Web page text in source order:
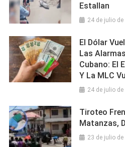
Estallan
24 de julio de
El Dólar
Las
Cubano: El
Y La MLC
24 de julio de
Tiroteo
Matanzas,
23 de julio de